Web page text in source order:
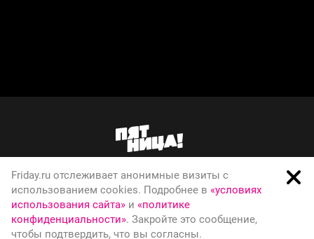
О телеканале
Вакансии
Правовая информация
Friday.ru отслеживает анонимные визиты с
использованием cookies. Подробнее в «условиях
использования сайта» и «политике
конфиденциальности». Закройте это сообщение,
чтобы подтвердить, что вы согласны.